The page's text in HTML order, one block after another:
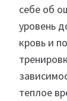
себе об
уровень
кровь и
теплое